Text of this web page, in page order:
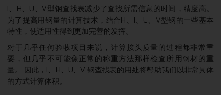
I、H、U、V型钢查找表减少了查找所需信息的时间，精度高。
为了提高用钢量的计算技术，结合H、I、U、V型钢的一些基本
特性，使适用性得到更加完善的发挥。
对于几乎任何验收项目来说，计算接头质量的过程都非常重
要，但几乎不可能像正常的称重方法那样检查所用钢材的重
量。 因此，I、H、U、V 钢查找表的用处将帮助我们以非常具体
的方式计算体积。